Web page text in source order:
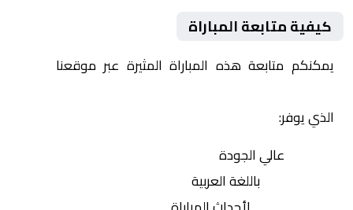
كيفية متابعة المباراة
يمكنكم متابعة هذه المباراة المثيرة عبر موقعنا
الذي يوفر:
عالي الجودة
باللغة العربية